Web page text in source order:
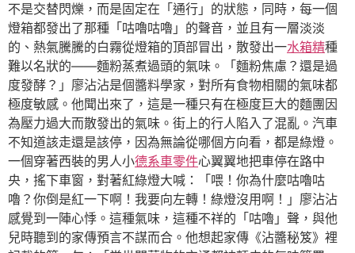
不是交替閃爍，而是固定在「通行」的狀態，同時，每一個
燈箱都發出了那種「咕嚕咕嚕」的聲音，並且有一層淡淡
的、熱氣騰騰的白霧從燈箱的頂部冒出，散發出一水箱精種
難以名狀的——麵粉蒸煮過頭的氣味。「麵粉焦慮？還是過
度發酵？」廖沾沾是個醬料學家，對所有食物相關的氣味都
極度敏感。他聞出來了，這是一種只有在極度巨大的麵團因
為壓力過大而散發出的氣味。街上的行人陷入了混亂。汽車
不知道該走還是該停，因為無論從哪個方向看，都是綠燈。
一個穿著西裝的男人小德系車零件心翼翼地把車停在路中
央，搖下車窗，對著紅綠燈大喊：「喂！你為什麼咕嚕咕
嚕？你倒是紅一下啊！我要向左轉！綠燈沒用啊！」廖沾沾
感覺到一陣心悸。這種氣味，這種不祥的「咕嚕」聲，與他
兒時聽到的家傳預言不謀而合。他想起家傳《沾醬秘笈》裡